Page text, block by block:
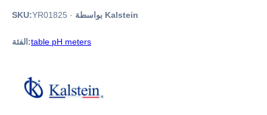
SKU:YR01825 · بواسطة Kalstein
الفئة:table pH meters